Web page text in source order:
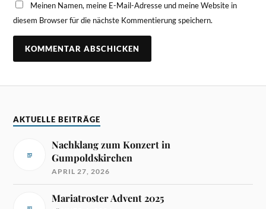
Meinen Namen, meine E-Mail-Adresse und meine Website in
diesem Browser für die nächste Kommentierung speichern.
AKTUELLE BEITRÄGE
Nachklang zum Konzert in
Gumpoldskirchen
APRIL 27, 2026
Mariatroster Advent 2025